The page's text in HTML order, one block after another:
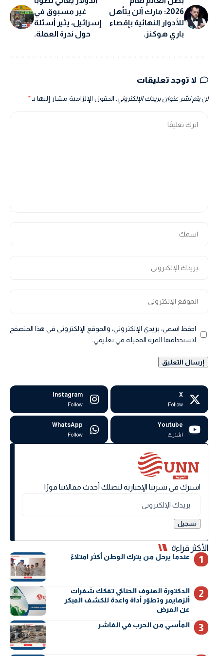
2026: مارك آلن يتأهل
للأدوار النهائية بإقصاء
باري هوكنز.
غير مسبوق في
إسرائيل، يثير أسئلة
حول ندرة العملة.
لا توجد تعليقات
لن يتم نشر عنوان بريدك الإلكتروني. الحقول الإلزامية مشار إليها بـ*
احفظ اسمي، بريدي الإلكتروني، والموقع الإلكتروني في هذا المتصفح
لاستخدامها المرة المقبلة في تعليقي.
X
Follow
Instagram
Follow
Youtube
اشترك
WhatsApp
Follow
اشترك في نشرتنا الإخبارية لتصلك أحدث مقالاتنا فورًا
الأكثر قراءة
عندما يرحل من يترك الوطن أكثر امتلاءً
الدكتورة الهنوف الحناكي تفكك شفرات
ألزهايمر وتطوّر أداة واعدة للكشف المبكر
عن المرض
المأسي من الحرب في الفاشر